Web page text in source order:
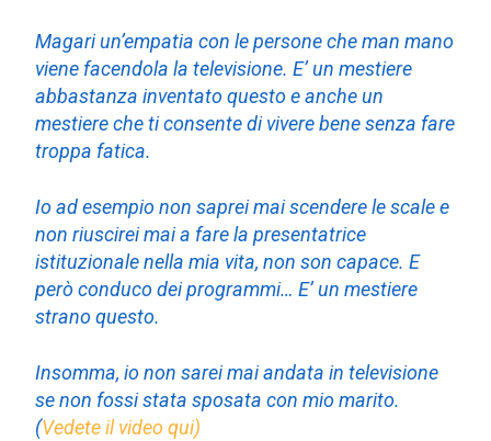
Magari un’empatia con le persone che man mano
viene facendola la televisione. E’ un mestiere
abbastanza inventato questo e anche un
mestiere che ti consente di vivere bene senza fare
troppa fatica.
Io ad esempio non saprei mai scendere le scale e
non riuscirei mai a fare la presentatrice
istituzionale nella mia vita, non son capace. E
però conduco dei programmi… E’ un mestiere
strano questo.
Insomma, io non sarei mai andata in televisione
se non fossi stata sposata con mio marito.
(Vedete il video qui)